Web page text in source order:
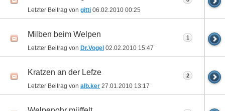
Letzter Beitrag von gitti 06.02.2010 00:25
Milben beim Welpen
Letzter Beitrag von Dr.Vogel 02.02.2010 15:47
1
Kratzen an der Lefze
Letzter Beitrag von alb.ker 27.01.2010 13:17
2